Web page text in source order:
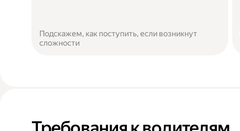
Подскажем, как поступить, если возникнут
сложности